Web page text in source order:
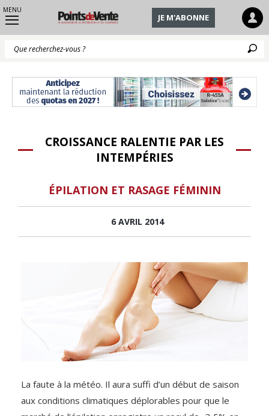
MENU
JE M'ABONNE
CROISSANCE RALENTIE PAR LES
INTEMPÉRIES
ÉPILATION ET RASAGE FÉMININ
6 AVRIL 2014
La faute à la météo. Il aura suffi d’un début de saison
aux conditions climatiques déplorables pour que le